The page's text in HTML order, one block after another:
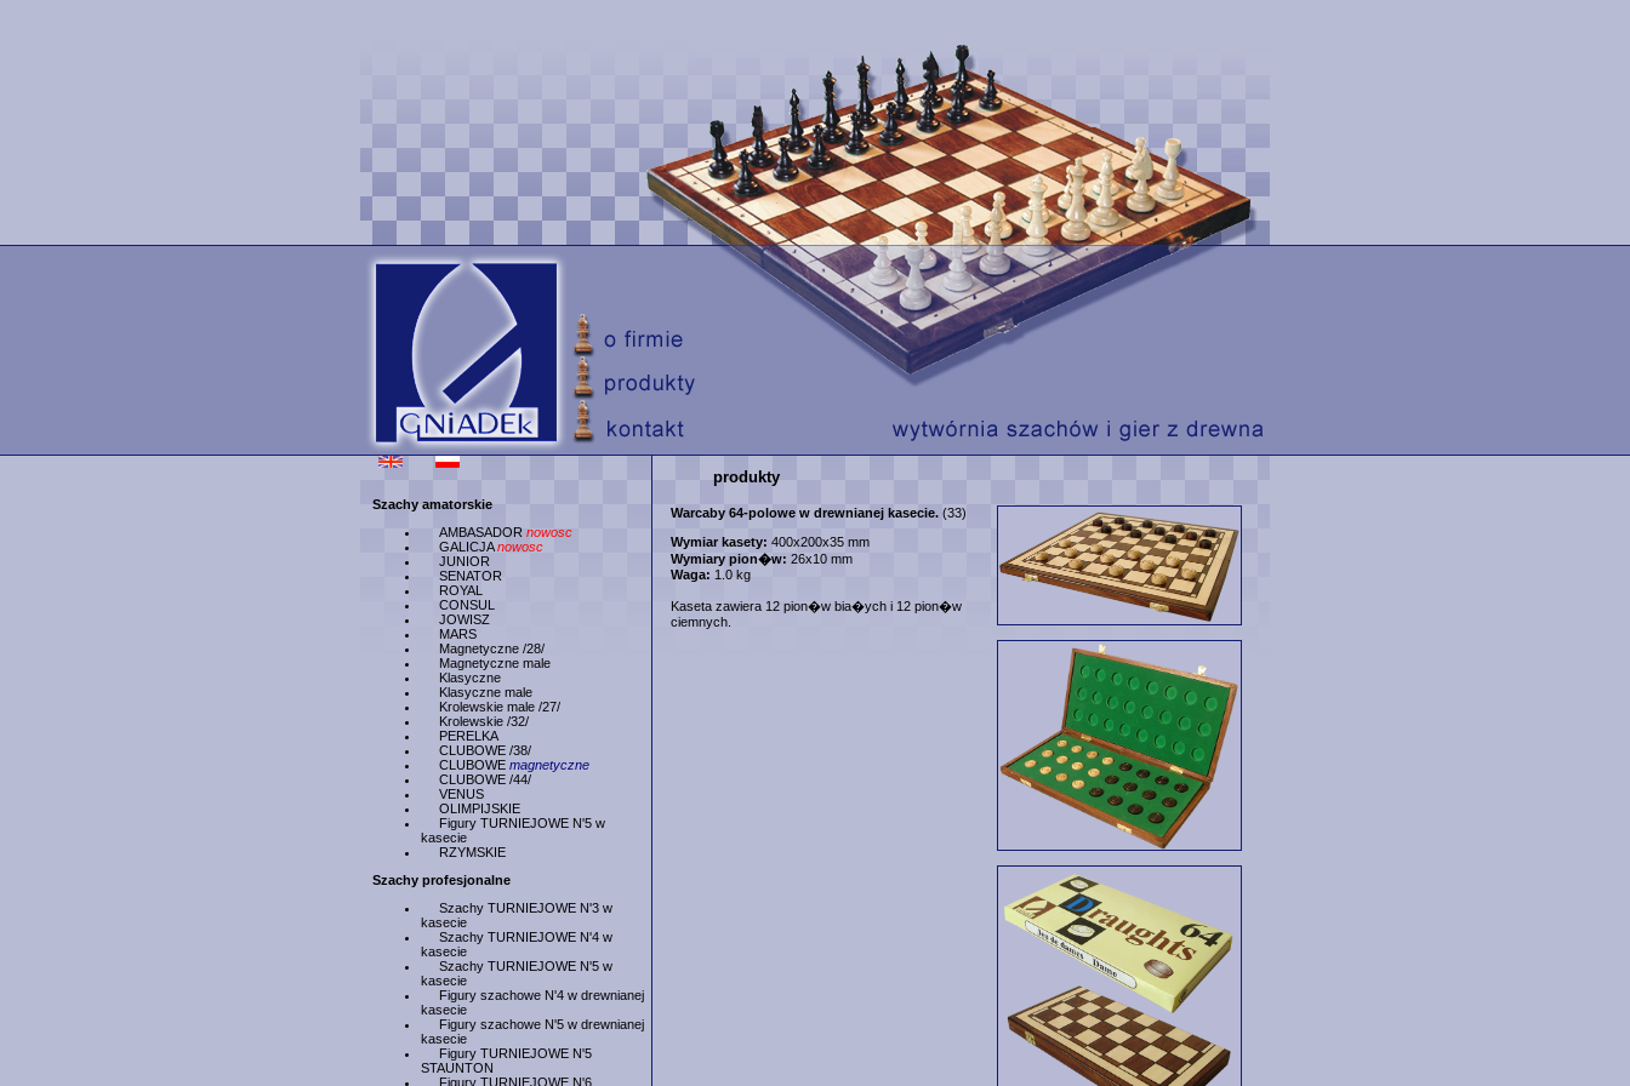
Szachy amatorskie
AMBASADOR nowosc
GALICJAnowosc
JUNIOR
SENATOR
ROYAL
CONSUL
JOWISZ
MARS
Magnetyczne /28/
Magnetyczne male
Klasyczne
Klasyczne male
Krolewskie male /27/
Krolewskie /32/
PERELKA
CLUBOWE /38/
CLUBOWE magnetyczne
CLUBOWE /44/
VENUS
OLIMPIJSKIE
Figury TURNIEJOWE N'5 w
kasecie
RZYMSKIE
Szachy profesjonalne
Szachy TURNIEJOWE N'3 w
kasecie
Szachy TURNIEJOWE N'4 w
kasecie
Szachy TURNIEJOWE N'5 w
kasecie
Figury szachowe N'4 w drewnianej
kasecie
Figury szachowe N'5 w drewnianej
kasecie
Figury TURNIEJOWE N'5
STAUNTON
Figury TURNIEJOWE N'6
produkty
Warcaby 64-polowe w drewnianej kasecie. (33)
Wymiar kasety: 400x200x35 mm
Wymiary pion�w: 26x10 mm
Waga: 1.0 kg
Kaseta zawiera 12 pion�w bia�ych i 12 pion�w
ciemnych.